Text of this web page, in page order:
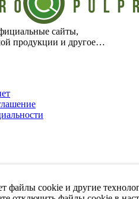
сайты,
продукции и другое…
файлы cookie и другие